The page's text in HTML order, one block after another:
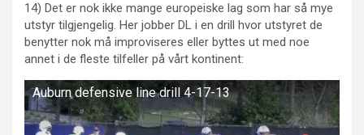
14) Det er nok ikke mange europeiske lag som har så mye
utstyr tilgjengelig. Her jobber DL i en drill hvor utstyret de
benytter nok må improviseres eller byttes ut med noe
annet i de fleste tilfeller på vårt kontinent:
Auburn defensive line drill 4-17-13